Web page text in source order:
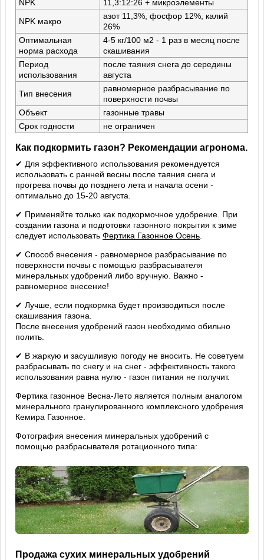
NPK
11,3:12:26 + микроэлементы
NPK макро
азот 11,3%, фосфор 12%, калий
26%
Оптимальная
норма расхода
4-5 кг/100 м2 - 1 раз в месяц после
скашивания
Период
использования
после таяния снега до середины
августа
Тип внесения
равномерное разбрасывание по
поверхности почвы
Объект
газонные травы
Срок годности
не ограничен
Как подкормить газон? Рекомендации агронома.
✔ Для эффективного использования рекомендуется
использовать с ранней весны после таяния снега и
прогрева почвы до позднего лета и начала осени -
оптимально до 15-20 августа.
✔ Применяйте только как подкормочное удобрение. При
создании газона и подготовки газонного покрытия к зиме
следует использоватьФертика Газонное Осень
✔ Способ внесения - равномерное разбрасывание по
поверхности почвы с помощью разбрасывателя
минеральных удобрений либо вручную. Важно -
равномерное внесение!
✔ Лучше, если подкормка будет производиться после
скашивания газона.
После внесения удобрений газон необходимо обильно
полить.
✔ В жаркую и засушливую погоду не вносить. Не советуем
разбрасывать по снегу и на снег - эффективность такого
использования равна нулю - газон питания не получит.
Фертика газонное Весна-Лето является полным аналогом
минерального гранулированного комплексного удобрения
Кемира Газонное.
Фотография внесения минеральных удобрений с
помощью разбрасывателя ротационного типа:
Продажа сухих минеральных удобрений